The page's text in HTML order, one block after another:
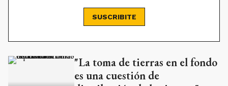
SUSCRIBITE
"La toma de tierras en el fondo
es una cuestión de